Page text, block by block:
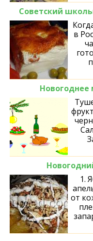
Советский
в
Новогоднее
1.
от